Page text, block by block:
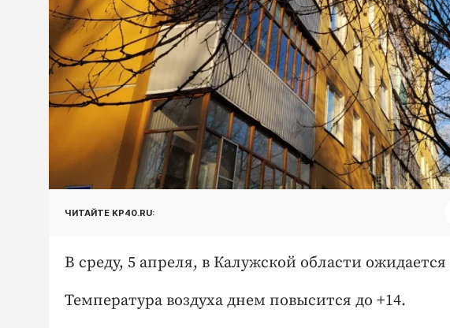
ЧИТАЙТЕ KP40.RU:
В среду, 5 апреля, в Калужской области
Температура воздуха днем повысится до +14.